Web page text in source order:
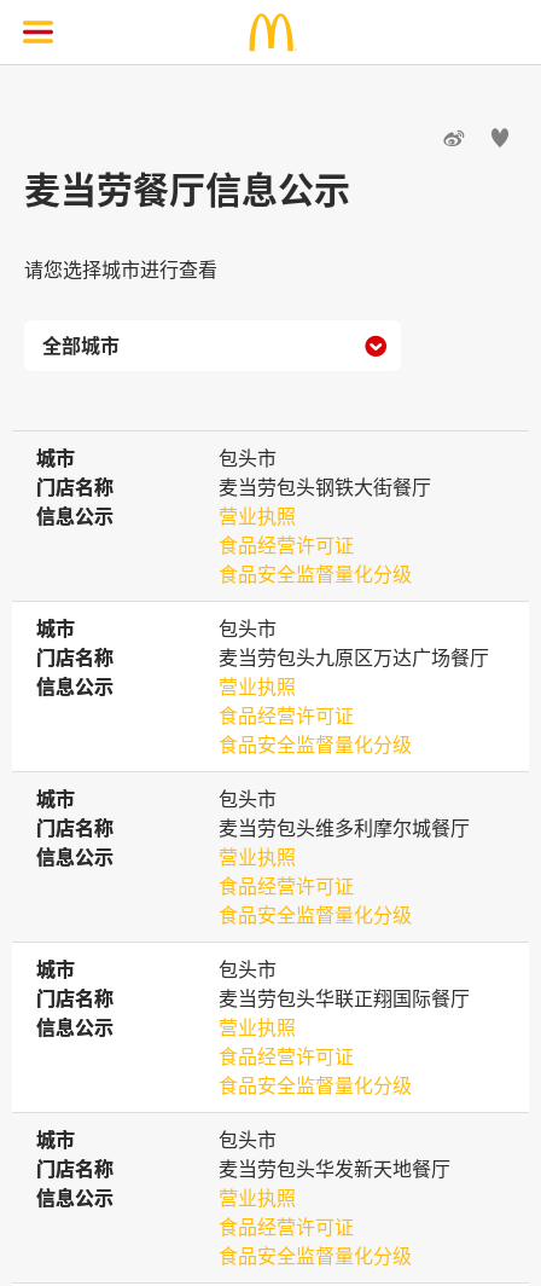
 
麦当劳餐厅信息公示
请您选择城市进行查看

城市
城市
包头市
门店名称
门店名称
麦当劳包头钢铁大街餐厅
信息公示
信息公示
营业执照
食品经营许可证
食品安全监督量化分级
城市
城市
包头市
门店名称
门店名称
麦当劳包头九原区万达广场餐厅
信息公示
信息公示
营业执照
食品经营许可证
食品安全监督量化分级
城市
城市
包头市
门店名称
门店名称
麦当劳包头维多利摩尔城餐厅
信息公示
信息公示
营业执照
食品经营许可证
食品安全监督量化分级
城市
城市
包头市
门店名称
门店名称
麦当劳包头华联正翔国际餐厅
信息公示
信息公示
营业执照
食品经营许可证
食品安全监督量化分级
城市
城市
包头市
门店名称
门店名称
麦当劳包头华发新天地餐厅
信息公示
信息公示
营业执照
食品经营许可证
食品安全监督量化分级